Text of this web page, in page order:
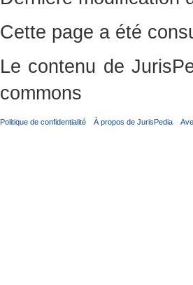
Cette page a été
Le contenu de
commons
Politique de confidentialité À propos de JurisPedia